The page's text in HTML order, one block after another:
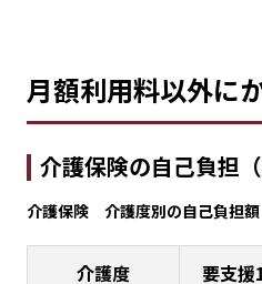
月額利用料以外に
介護保険の自己負担（
介護保険 介護度別の自己負担額
介護度 要支援